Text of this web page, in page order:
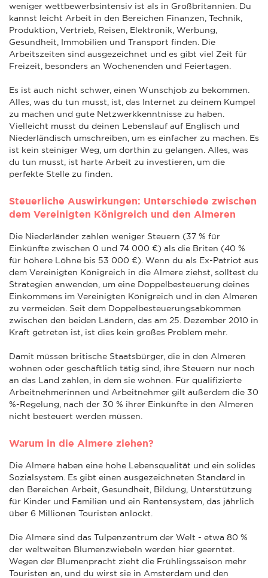
weniger wettbewerbsintensiv ist als in Großbritannien. Du
kannst leicht Arbeit in den Bereichen Finanzen, Technik,
Produktion, Vertrieb, Reisen, Elektronik, Werbung,
Gesundheit, Immobilien und Transport finden. Die
Arbeitszeiten sind ausgezeichnet und es gibt viel Zeit für
Freizeit, besonders an Wochenenden und Feiertagen.
Es ist auch nicht schwer, einen Wunschjob zu bekommen.
Alles, was du tun musst, ist, das Internet zu deinem Kumpel
zu machen und gute Netzwerkkenntnisse zu haben.
Vielleicht musst du deinen Lebenslauf auf Englisch und
Niederländisch umschreiben, um es einfacher zu machen. Es
ist kein steiniger Weg, um dorthin zu gelangen. Alles, was
du tun musst, ist harte Arbeit zu investieren, um die
perfekte Stelle zu finden.
Steuerliche Auswirkungen: Unterschiede zwischen
dem Vereinigten Königreich und den Almeren
Die Niederländer zahlen weniger Steuern (37 % für
Einkünfte zwischen 0 und 74 000 €) als die Briten (40 %
für höhere Löhne bis 53 000 €). Wenn du als Ex-Patriot aus
dem Vereinigten Königreich in die Almere ziehst, solltest du
Strategien anwenden, um eine Doppelbesteuerung deines
Einkommens im Vereinigten Königreich und in den Almeren
zu vermeiden. Seit dem Doppelbesteuerungsabkommen
zwischen den beiden Ländern, das am 25. Dezember 2010 in
Kraft getreten ist, ist dies kein großes Problem mehr.
Damit müssen britische Staatsbürger, die in den Almeren
wohnen oder geschäftlich tätig sind, ihre Steuern nur noch
an das Land zahlen, in dem sie wohnen. Für qualifizierte
Arbeitnehmerinnen und Arbeitnehmer gilt außerdem die 30
%-Regelung, nach der 30 % ihrer Einkünfte in den Almeren
nicht besteuert werden müssen.
Warum in die Almere ziehen?
Die Almere haben eine hohe Lebensqualität und ein solides
Sozialsystem. Es gibt einen ausgezeichneten Standard in
den Bereichen Arbeit, Gesundheit, Bildung, Unterstützung
für Kinder und Familien und ein Rentensystem, das jährlich
über 6 Millionen Touristen anlockt.
Die Almere sind das Tulpenzentrum der Welt - etwa 80 %
der weltweiten Blumenzwiebeln werden hier geerntet.
Wegen der Blumenpracht zieht die Frühlingssaison mehr
Touristen an, und du wirst sie in Amsterdam und den